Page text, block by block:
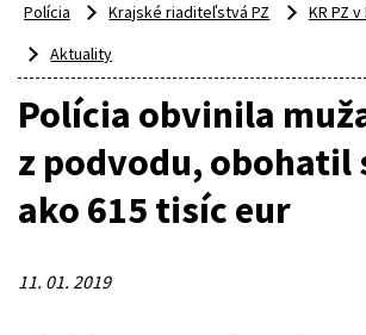
Polícia Krajské riaditeľstvá PZ
KR PZ
Aktuality
Polícia obvinila
z podvodu, obohatil
ako 615 tisíc eur
11. 01. 2019